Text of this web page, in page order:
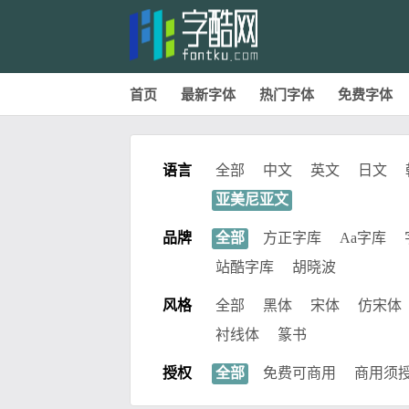
首页 最新字体 热门字体 免费字体
语言 全部 中文 英文 日文
亚美尼亚文
品牌 全部 方正字库 Aa字库
站酷字库
胡晓波
风格 全部 黑体 宋体
仿宋体
衬线体
篆书
授权 全部 免费可商用 商用须